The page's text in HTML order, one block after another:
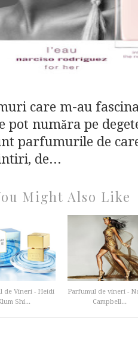
care m-au
pot număra pe
parfumurile de
de...
Might Also Like
de Vineri - Heidi
Shi...
Parfumul de vineri -
Campbell...